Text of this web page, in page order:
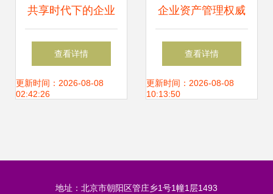
共享时代下的企业
资产管理 理念重塑
与技术赋能
查看详情
更新时间：2026-08-08
02:42:26
企业资产管理权威
指南 定义、核心与
实施路径
查看详情
更新时间：2026-08-08
10:13:50
地址：北京市朝阳区管庄乡1号1幢1层1493